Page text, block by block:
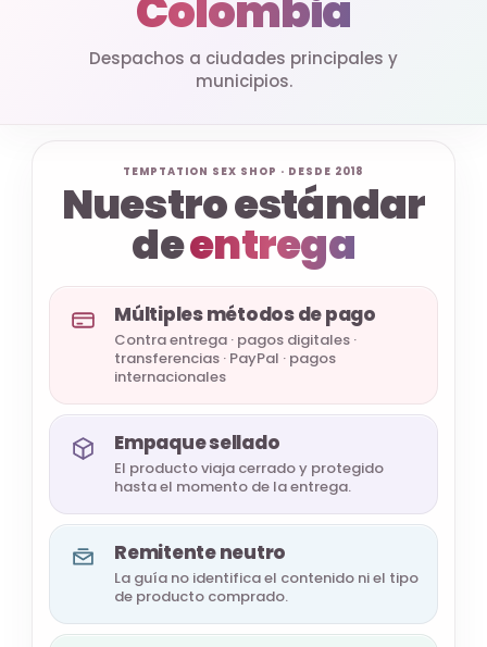
Despachos a ciudades principales y
municipios.
TEMPTATION SEX SHOP · DESDE 2018
Nuestro estándar
deentrega
Múltiples métodos de pago
Contra entrega · pagos digitales ·
transferencias · PayPal · pagos
internacionales
Empaque sellado
El producto viaja cerrado y protegido
hasta el momento de la entrega.
Remitente neutro
La guía no identifica el contenido ni el tipo
de producto comprado.